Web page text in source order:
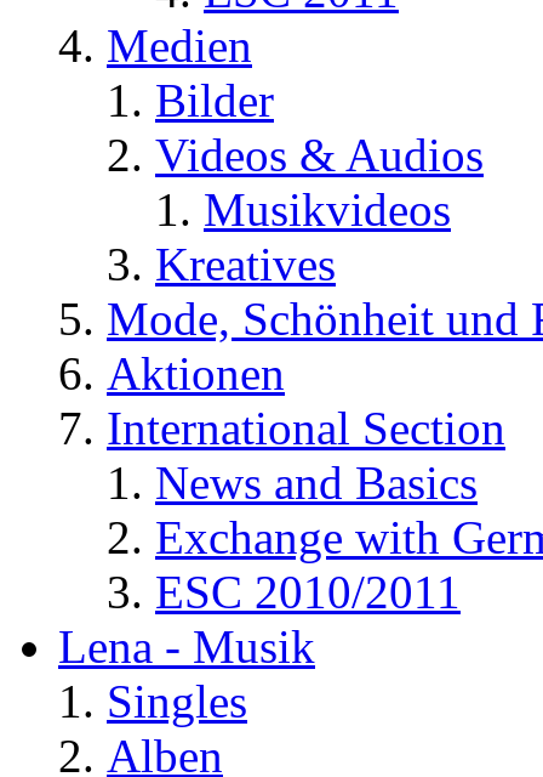
Medien
Bilder
Videos & Audios
Musikvideos
Kreatives
Mode, Schönheit und
Aktionen
International Section
News and Basics
Exchange with
ESC 2010/2011
Lena - Musik
Singles
Alben